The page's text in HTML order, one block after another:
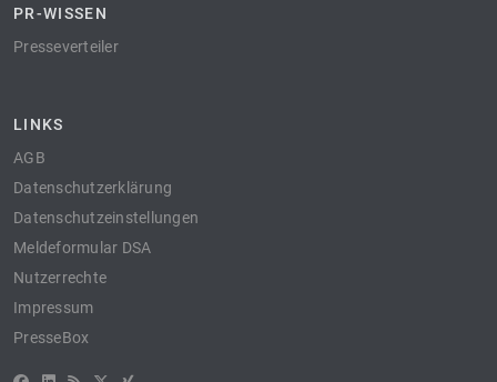
PR-WISSEN
Presseverteiler
LINKS
AGB
Datenschutzerklärung
Datenschutzeinstellungen
Meldeformular DSA
Nutzerrechte
Impressum
PresseBox